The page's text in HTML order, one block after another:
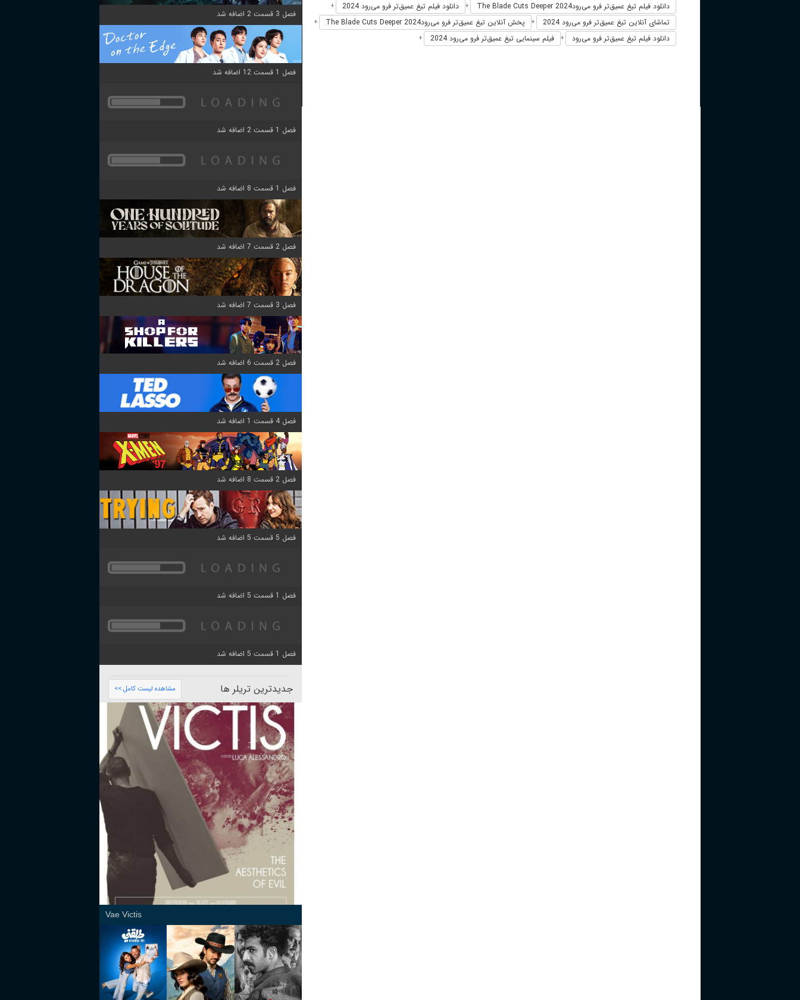
دانلود فیلم تیغ عمیق‌تر فرو می‌رودThe Blade Cuts Deeper 2024 + دانلود فیلم تیغ عمیق‌تر فرو می‌رود 2024 +
تماشای آنلاین تیغ عمیق‌تر فرو می‌رود 2024 + پخش آنلاین تیغ عمیق‌تر فرو می‌رودThe Blade Cuts Deeper 2024 +
دانلود فیلم تیغ عمیق‌تر فرو می‌رود + فیلم سینمایی تیغ عمیق‌تر فرو می‌رود 2024 +
فصل 3 قسمت 2 اضافه شد
فصل 1 قسمت 12 اضافه شد
فصل 1 قسمت 2 اضافه شد
فصل 1 قسمت 8 اضافه شد
فصل 2 قسمت 7 اضافه شد
فصل 3 قسمت 7 اضافه شد
فصل 2 قسمت 6 اضافه شد
فصل 4 قسمت 1 اضافه شد
فصل 2 قسمت 8 اضافه شد
فصل 5 قسمت 5 اضافه شد
فصل 1 قسمت 5 اضافه شد
فصل 1 قسمت 5 اضافه شد
جدیدترین تریلر ها مشاهده لیست کامل >>
Vae Victis